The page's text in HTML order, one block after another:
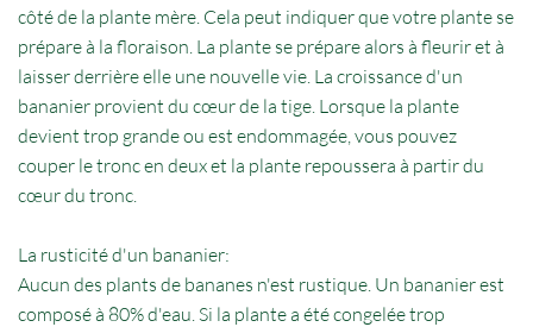
côté de la plante mère. Cela peut indiquer que votre plante se
prépare à la floraison. La plante se prépare alors à fleurir et à
laisser derrière elle une nouvelle vie. La croissance d'un
bananier provient du cœur de la tige. Lorsque la plante
devient trop grande ou est endommagée, vous pouvez
couper le tronc en deux et la plante repoussera à partir du
cœur du tronc.
La rusticité d'un bananier:
Aucun des plants de bananes n'est rustique. Un bananier est
composé à 80% d'eau. Si la plante a été congelée trop